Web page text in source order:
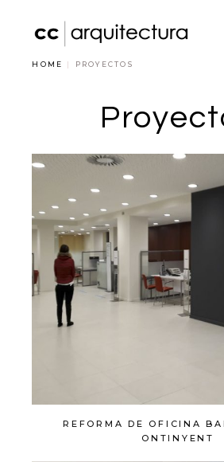
HOME PROYECTOS
REFORMA DE OFICINA
ONTINYENT